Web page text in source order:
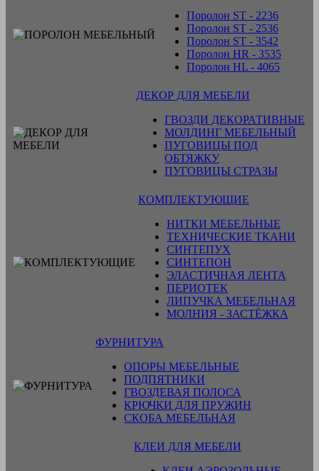
Поролон ST - 2236
Поролон ST - 2536
Поролон ST - 3542
Поролон HR - 3535
Поролон HL - 4065
ДЕКОР ДЛЯ МЕБЕЛИ
ГВОЗДИ ДЕКОРАТИВНЫЕ
МОЛДИНГ МЕБЕЛЬНЫЙ
ПУГОВИЦЫ ПОД
ОБТЯЖКУ
ПУГОВИЦЫ СТРАЗЫ
КОМПЛЕКТУЮЩИЕ
НИТКИ МЕБЕЛЬНЫЕ
ТЕХНИЧЕСКИЕ ТКАНИ
СИНТЕПУХ
СИНТЕПОН
ЭЛАСТИЧНАЯ ЛЕНТА
ПЕРИОТЕК
ЛИПУЧКА МЕБЕЛЬНАЯ
МОЛНИЯ - ЗАСТЁЖКА
ФУРНИТУРА
ОПОРЫ МЕБЕЛЬНЫЕ
ПОДПЯТНИКИ
ГВОЗДЕВАЯ ПОЛОСА
КРЮЧКИ ДЛЯ ПРУЖИН
СКОБА МЕБЕЛЬНАЯ
КЛЕИ ДЛЯ МЕБЕЛИ